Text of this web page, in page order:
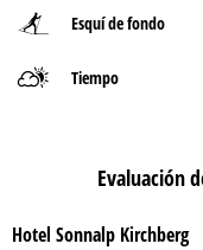
Esquí de fondo
Tiempo
Evaluación
Hotel Sonnalp Kirchberg